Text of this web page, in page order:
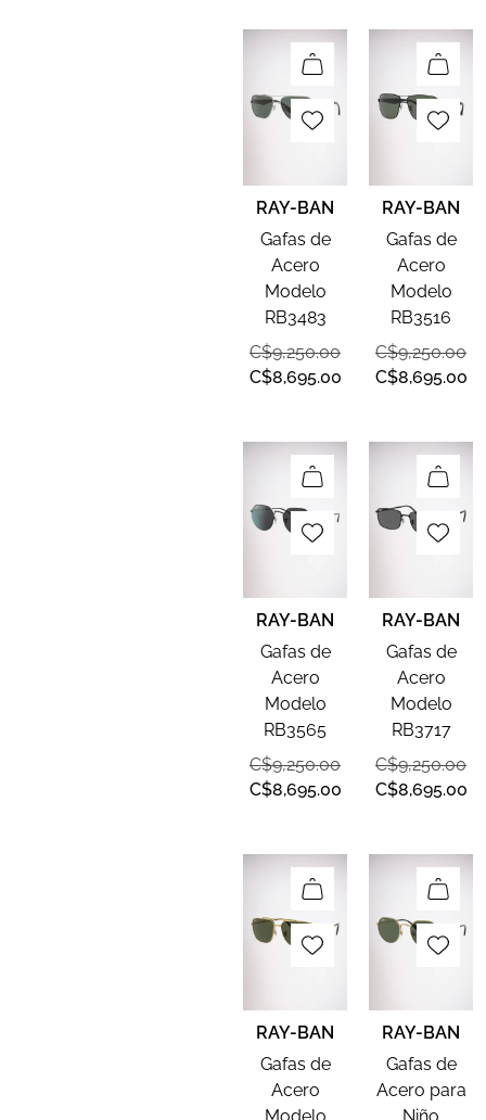
RAY-BAN
Gafas de
Acero
Modelo
RB3483
C$9,250.00
C$8,695.00
RAY-BAN
Gafas de
Acero
Modelo
RB3516
C$9,250.00
C$8,695.00
RAY-BAN
Gafas de
Acero
Modelo
RB3565
C$9,250.00
C$8,695.00
RAY-BAN
Gafas de
Acero
Modelo
RB3717
C$9,250.00
C$8,695.00
RAY-BAN
Gafas de
Acero
RAY-BAN
Gafas de
Acero para